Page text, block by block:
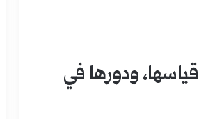
ودورها في